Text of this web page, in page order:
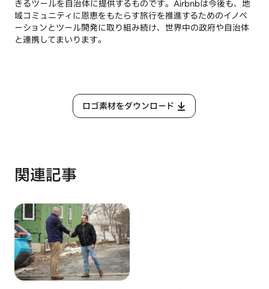
きるツールを自治体に提供するものです。Airbnbは今後も、地
域コミュニティに恩恵をもたらす旅行を推進するためのイノベ
ーションとツール開発に取り組み続け、世界中の政府や自治体
と連携してまいります。
ロゴ素材をダウンロード
関連記事